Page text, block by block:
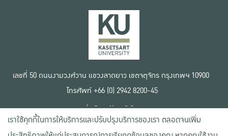
เลขที่ 50 ถนนงามวงศ์วาน แขวงลาดยาว เขตจตุจักร กรุงเทพฯ 10900
โทรศัพท์ +66 (0) 2942 8200-45
เงื่อนไขการใช้งานเว็บไซต์
ข้อตกลงด้านสิทธิ์ใช้งาน
นโยบายความเป็นส่วนตัว
เราใช้คุกกี้ในการให้บริการและปรับปรุงบริการของเรา ตลอดจนเพิ่ม